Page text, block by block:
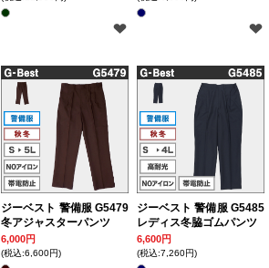
ジーベスト 警備服 G5479
冬アジャスターパンツ
6,000円
(税込:6,600円)
ジーベスト 警備服 G5485
レディス冬脇ゴムパンツ
6,600円
(税込:7,260円)